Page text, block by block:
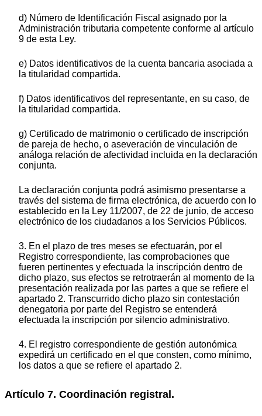
d) Número de Identificación Fiscal asignado por la
Administración tributaria competente conforme al artículo
9 de esta Ley.
e) Datos identificativos de la cuenta bancaria asociada a
la titularidad compartida.
f) Datos identificativos del representante, en su caso, de
la titularidad compartida.
g) Certificado de matrimonio o certificado de inscripción
de pareja de hecho, o aseveración de vinculación de
análoga relación de afectividad incluida en la declaración
conjunta.
La declaración conjunta podrá asimismo presentarse a
través del sistema de firma electrónica, de acuerdo con lo
establecido en la Ley 11/2007, de 22 de junio, de acceso
electrónico de los ciudadanos a los Servicios Públicos.
3. En el plazo de tres meses se efectuarán, por el
Registro correspondiente, las comprobaciones que
fueren pertinentes y efectuada la inscripción dentro de
dicho plazo, sus efectos se retrotraerán al momento de la
presentación realizada por las partes a que se refiere el
apartado 2. Transcurrido dicho plazo sin contestación
denegatoria por parte del Registro se entenderá
efectuada la inscripción por silencio administrativo.
4. El registro correspondiente de gestión autonómica
expedirá un certificado en el que consten, como mínimo,
los datos a que se refiere el apartado 2.
Artículo 7. Coordinación registral.